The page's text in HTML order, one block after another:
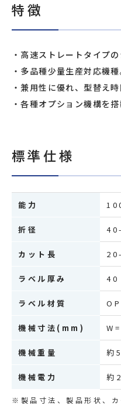
特徴
高速ストレートタイプの
多品種少量生産対応機種
兼用性に優れ、型替え時
各種オプション機構を搭
標準仕様
能力
折径
カット長
ラベル厚み 40
ラベル材質
機械寸法(mm)
機械重量 約
機械電力 約
※製品寸法、製品形状、